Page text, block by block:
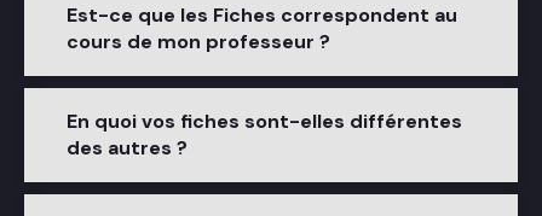
Est-ce que les Fiches correspondent au
cours de mon professeur ?
En quoi vos fiches sont-elles différentes
des autres ?